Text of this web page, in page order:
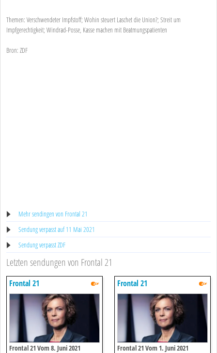
Themen: Verschwendeter Impfstoff; Wohin steuert Laschet die Union?; Streit um
Impfgerechtigkeit; Windrad-Posse, Kasse machen mit Beatmungspatienten
Bron: ZDF
Mehr sendingen von Frontal 21
Sendung verpasst auf 11 Mai 2021
Sendung verpasst ZDF
Letzten sendungen von Frontal 21
Frontal 21
Frontal 21 Vom 8. Juni 2021
Frontal 21
Frontal 21 Vom 1. Juni 2021